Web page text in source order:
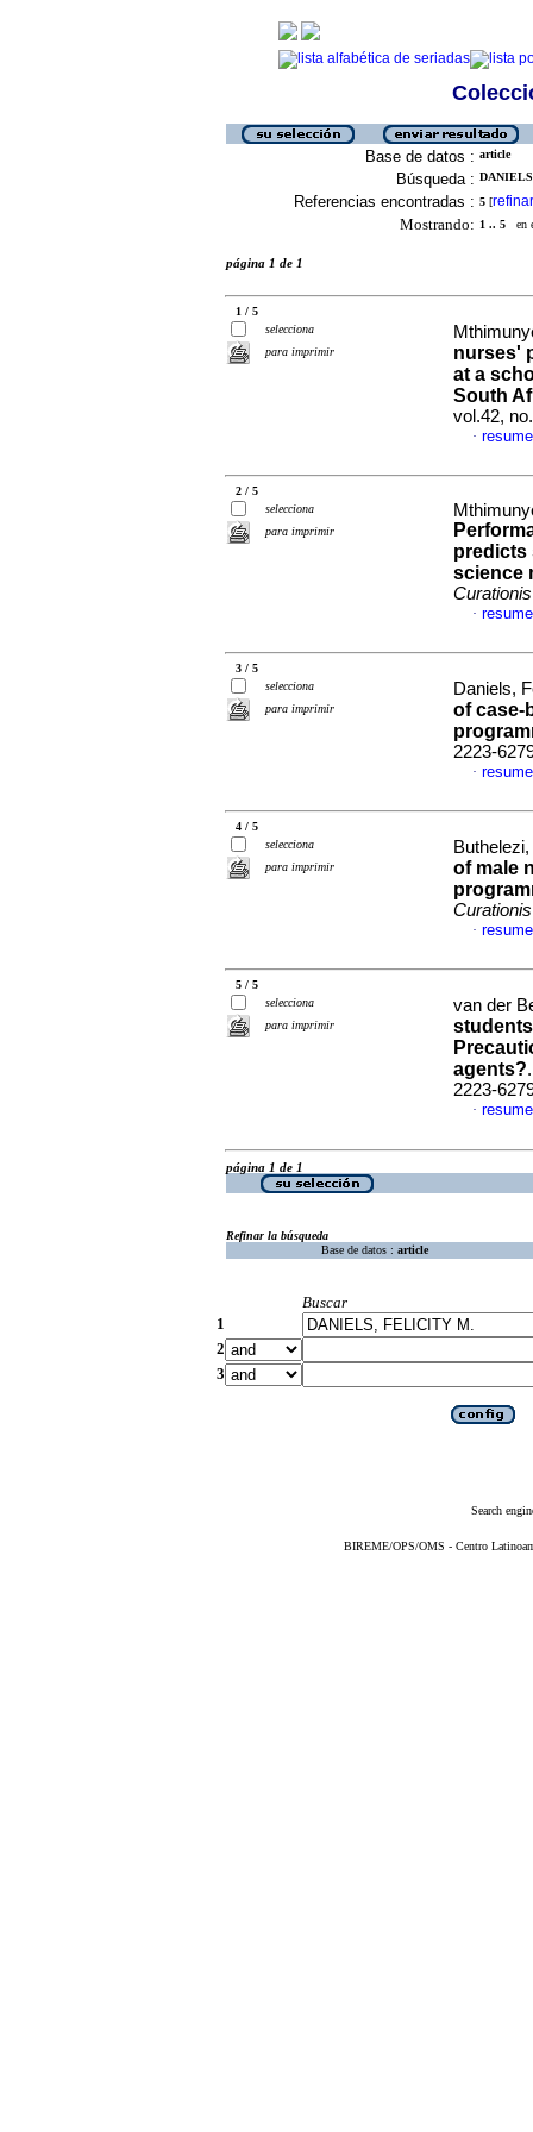
Base de datos : article
Búsqueda :
Referencias encontradas : 5 [refinar
Mostrando: 1 .. 5 en
página 1 de 1
1 / 5
selecciona
para imprimir
nurses'
at a
South
vol.42,
·
2 / 5
selecciona
para imprimir
predicts
science
Curationis
·
3 / 5
selecciona
para imprimir
Daniels,
of case-
2223-
·
4 / 5
selecciona
para imprimir
of male
Curationis
·
5 / 5
selecciona
para imprimir
van der
agents?
2223-
·
página 1 de 1
Refinar la búsqueda
Base de datos : article
Buscar
1
2
3
Search
BIREME/OPS/OMS - Centro